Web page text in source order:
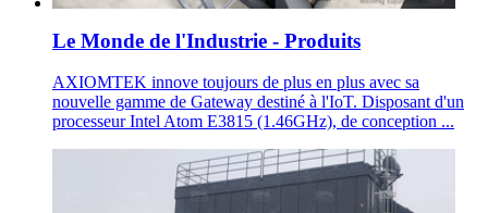
Le Monde de l'Industrie - Produits
AXIOMTEK innove toujours de plus en plus avec sa
nouvelle gamme de Gateway destiné à l'IoT. Disposant d'un
processeur Intel Atom E3815 (1.46GHz), de conception ...